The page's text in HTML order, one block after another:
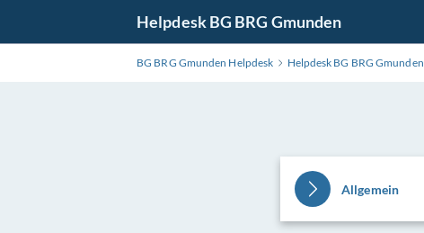
Helpdesk BG BRG Gmunden
BG BRG Gmunden Helpdesk Helpdesk BG BRG Gmunden
Allgemein